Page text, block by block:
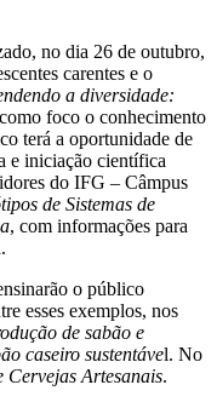
no dia 26 de outubro,
carentes e o
a diversidade:
foco o conhecimento
terá a oportunidade de
e iniciação científica
do IFG – Câmpus
de Sistemas de
, com informações para
o público
esses exemplos, nos
de sabão e
caseiro sustentável. No
Cervejas Artesanais.